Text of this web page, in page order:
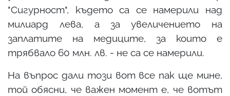
"Сигурност", където са се намерили над
милиард лева, а за увеличението на
заплатите на медиците, за които е
трябвало 60 млн. лв. - не са се намерили.
На въпрос дали този вот все пак ще мине,
той обясни, че важен момент е, че вотът